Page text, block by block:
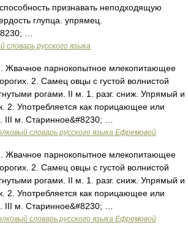
признавать неподходящую
глупца. упрямец.
…
словарь русского языка
парнокопытное млекопитающее
2. Самец овцы с густой волнистой
рогами. II м. 1. разг. сниж. Упрямый и
2. Употребляется как порицающее или
III м. Старинное&#8230; …
словарь русского языка Ефремовой
парнокопытное млекопитающее
2. Самец овцы с густой волнистой
рогами. II м. 1. разг. сниж. Упрямый и
2. Употребляется как порицающее или
III м. Старинное&#8230; …
словарь русского языка Ефремовой